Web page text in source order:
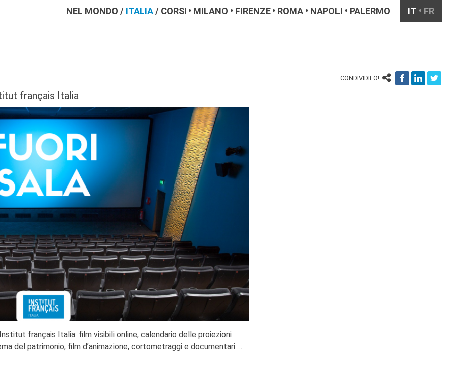
NEL MONDO / ITALIA/ CORSI MILANO FIRENZE ROMA NAPOLI PALERMO IT FR
CONDIVIDILO!
français Italia
français Italia: film visibili online, calendario delle proiezioni
del patrimonio, film d’animazione, cortometraggi e documentari …